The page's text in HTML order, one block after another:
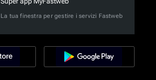
La tua finestra per gestire i servizi Fastweb